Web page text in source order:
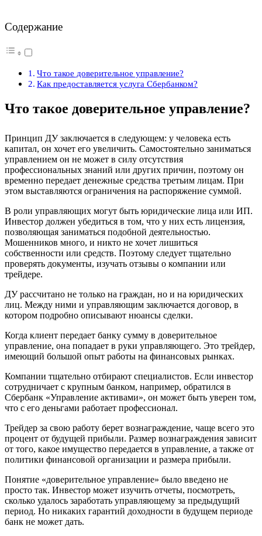
Содержание
Что такое доверительное управление?
Как предоставляется услуга Сбербанком?
Что такое доверительное управление?
Принцип ДУ заключается в следующем: у человека есть
капитал, он хочет его увеличить. Самостоятельно заниматься
управлением он не может в силу отсутствия
профессиональных знаний или других причин, поэтому он
временно передает денежные средства третьим лицам. При
этом выставляются ограничения на распоряжение суммой.
В роли управляющих могут быть юридические лица или ИП.
Инвестор должен убедиться в том, что у них есть лицензия,
позволяющая заниматься подобной деятельностью.
Мошенников много, и никто не хочет лишиться
собственности или средств. Поэтому следует тщательно
проверять документы, изучать отзывы о компании или
трейдере.
ДУ рассчитано не только на граждан, но и на юридических
лиц. Между ними и управляющим заключается договор, в
котором подробно описывают нюансы сделки.
Когда клиент передает банку сумму в доверительное
управление, она попадает в руки управляющего. Это трейдер,
имеющий большой опыт работы на финансовых рынках.
Компании тщательно отбирают специалистов. Если инвестор
сотрудничает с крупным банком, например, обратился в
Сбербанк «Управление активами», он может быть уверен том,
что с его деньгами работает профессионал.
Трейдер за свою работу берет вознаграждение, чаще всего это
процент от будущей прибыли. Размер вознаграждения зависит
от того, какое имущество передается в управление, а также от
политики финансовой организации и размера прибыли.
Понятие «доверительное управление» было введено не
просто так. Инвестор может изучить отчеты, посмотреть,
сколько удалось заработать управляющему за предыдущий
период. Но никаких гарантий доходности в будущем периоде
банк не может дать.